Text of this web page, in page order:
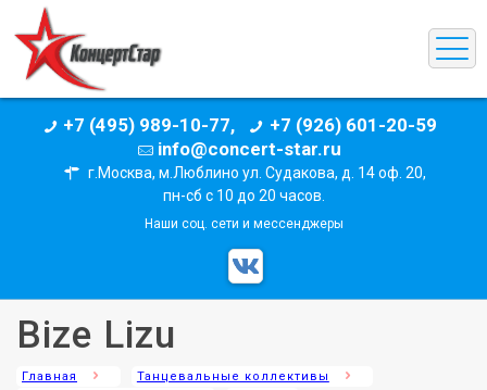
+7 (495) 989-10-77,
+7 (926) 601-20-59
info@concert-star.ru
г.Москва, м.Люблино ул. Судакова, д. 14 оф. 20,
пн-сб с 10 до 20 часов.
Наши соц. сети и мессенджеры
Bize Lizu
Главная
Танцевальные коллективы